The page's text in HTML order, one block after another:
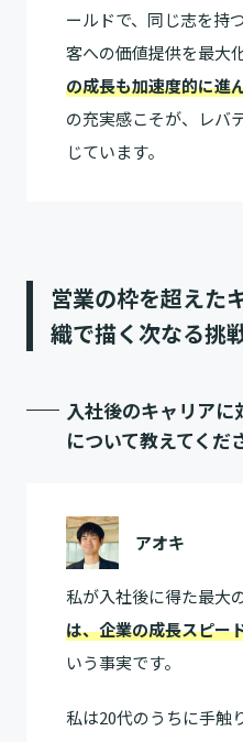
ールドで、同じ志を持
客への価値提供を最大化
の成長も加速度的に進
の充実感こそが、レバ
じています。
営業の枠を超えた
織で描く次なる挑
入社後のキャリアに
について教えてくだ
アオキ
私が入社後に得た最大
は、企業の成長スピー
いう事実です。
私は20代のうちに手触